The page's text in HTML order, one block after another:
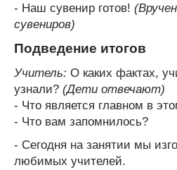
- Наш сувенир готов!
сувениров)
Подведение итогов
Учитель: О каких фактах,
узнали? (Дети отвечают)
- Что является главном в
- Что вам запомнилось?
- Сегодня на занятии мы
любимых учителей.